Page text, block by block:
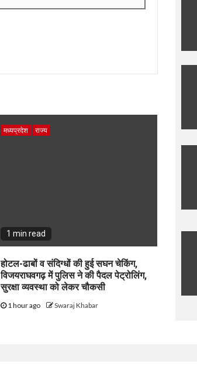
मध्यप्रदेश राज्य
1 min read
होटल-ढाबों व संदिग्धों की हुई सघन चेकिंग,
विजयराघवगढ़ में पुलिस ने की पैदल पेट्रोलिंग,
सुरक्षा व्यवस्था को लेकर चौकसी
1 hour ago Swaraj Khabar